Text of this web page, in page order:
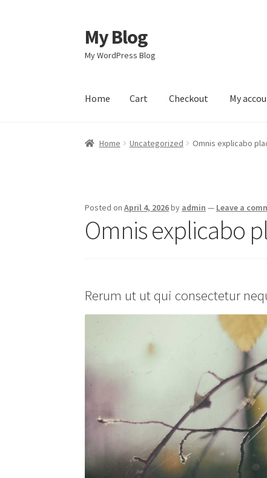
Skip
to
navigation
Skip
to
content
My Blog
My WordPress Blog
Home Cart Checkout My
Home Checkout My account Sample
Home Uncategorized Omnis explicabo
Posted onApril 4, 2026by admin — Leave a
Omnis explicabo
Rerum ut ut qui consectetur